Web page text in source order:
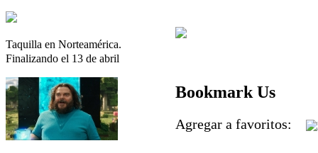
Taquilla en Norteamérica.
Finalizando el 13 de abril
Bookmark Us
Agregar a favoritos: